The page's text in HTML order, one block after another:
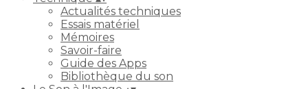
Actualités techniques
Essais matériel
Mémoires
Savoir-faire
Guide des Apps
Bibliothèque du son